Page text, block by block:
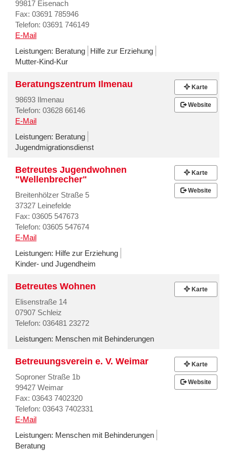
99817 Eisenach
Fax: 03691 785946
Telefon: 03691 746149
E-Mail
Leistungen: Beratung
Hilfe zur Erziehung
Mutter-Kind-Kur
Beratungszentrum Ilmenau
98693 Ilmenau
Telefon: 03628 66146
E-Mail
Leistungen: Beratung
Jugendmigrationsdienst
Karte
Website
Betreutes Jugendwohnen
"Wellenbrecher"
Breitenhölzer Straße 5
37327 Leinefelde
Fax: 03605 547673
Telefon: 03605 547674
E-Mail
Leistungen: Hilfe zur Erziehung
Kinder- und Jugendheim
Karte
Website
Betreutes Wohnen
Elisenstraße 14
07907 Schleiz
Telefon: 036481 23272
Leistungen: Menschen mit Behinderungen
Karte
Betreuungsverein e. V. Weimar
Soproner Straße 1b
99427 Weimar
Fax: 03643 7402320
Telefon: 03643 7402331
E-Mail
Leistungen: Menschen mit Behinderungen
Beratung
Karte
Website